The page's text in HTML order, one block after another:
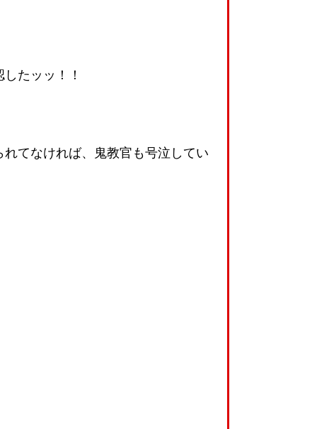
たッッ！！
てなければ、鬼教官も号泣してい